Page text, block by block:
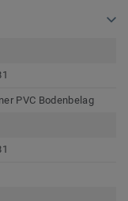
PVC Bodenbelag